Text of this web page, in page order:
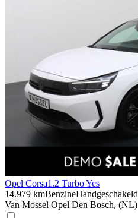
Opel Corsa1.2 Turbo Yes
14.979 kmBenzineHandgeschakeld
Van Mossel Opel Den Bosch, (NL)